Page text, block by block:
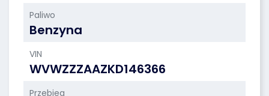
Paliwo
Benzyna
VIN
WVWZZZAAZKD146366
Przebieg